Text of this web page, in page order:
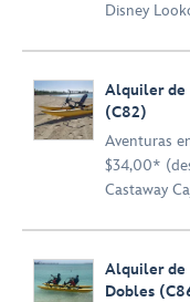
Disney
Alquiler de
(C82)
Aventuras
$34,00*
Castaway
Alquiler de
Dobles